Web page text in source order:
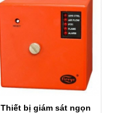
Thiết bị giám sát ngọn